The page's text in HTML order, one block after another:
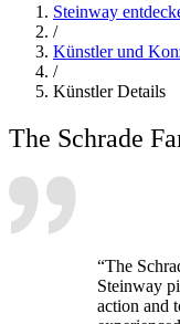
Steinway
/
Künstler und
/
Künstler Details
The Schrade
“The
Steinway
action and